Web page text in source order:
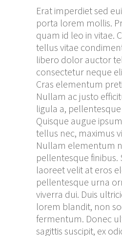
Erat imperdiet sed
porta lorem mollis.
quam id leo in vitae.
tellus vitae
libero dolor auctor
consectetur neque
Cras elementum
Nullam ac justo
ligula a,
Quisque augue
tellus nec, maximus
Nullam elementum
pellentesque finibus.
laoreet velit at eros
pellentesque urna
viverra dui. Duis
lorem blandit, non
fermentum. Donec
sagittis suscipit, ex